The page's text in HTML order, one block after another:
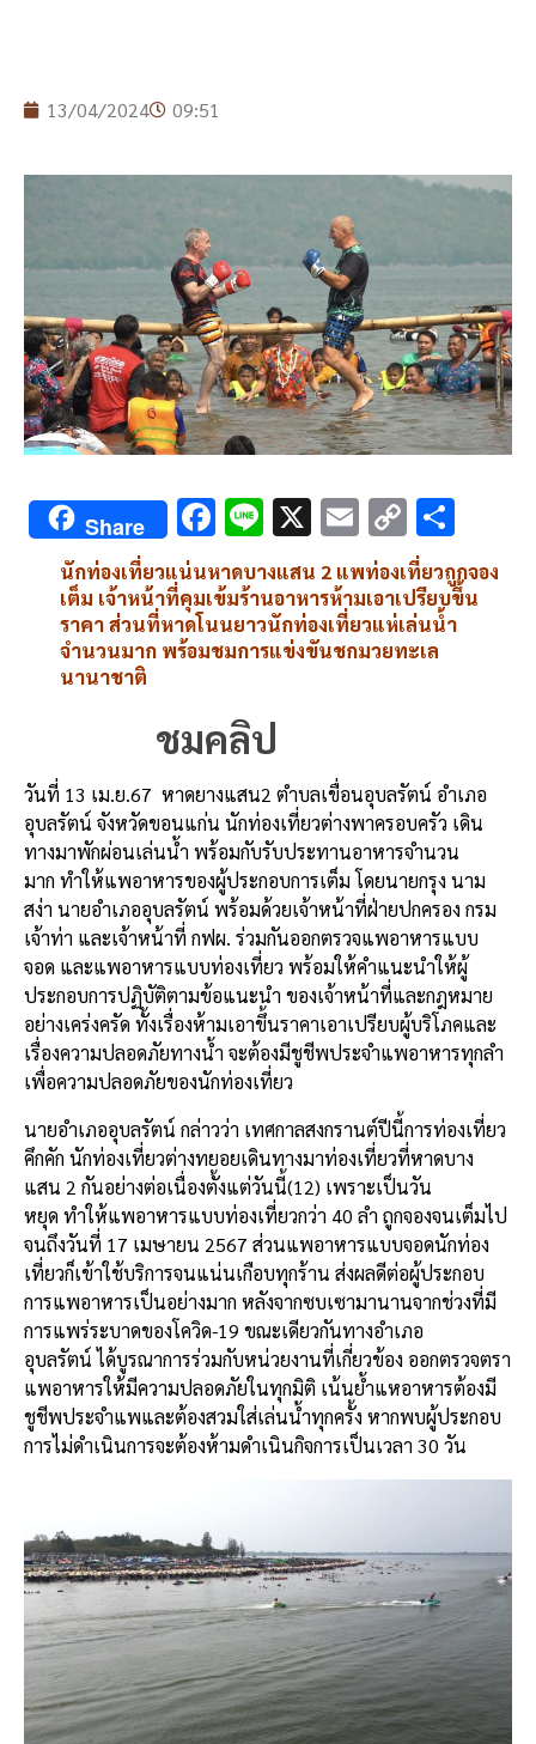
13/04/2024 09:51
Share F
ac
e
b
o
o
k
Li
n
e
X E
m
ai
l
C
o
py
Li
n
h
ar
e
นักท่องเที่ยวแน่นหาดบางแสน 2 แพท่องเที่ยวถูกจอง
เต็ม เจ้าหน้าที่คุมเข้มร้านอาหารห้ามเอาเปรียบขึ้น
ราคา ส่วนที่หาดโนนยาวนักท่องเที่ยวแห่เล่นน้ำ
จำนวนมาก พร้อมชมการแข่งขันชกมวยทะเล
นานาชาติ
ชมคลิป
วันที่ 13 เม.ย.67 หาดยางแสน2 ตำบลเขื่อนอุบลรัตน์ อำเภอ
อุบลรัตน์ จังหวัดขอนแก่น นักท่องเที่ยวต่างพาครอบครัว เดิน
ทางมาพักผ่อนเล่นน้ำ พร้อมกับรับประทานอาหารจำนวน
มาก ทำให้แพอาหารของผู้ประกอบการเต็ม โดยนายกรุง นาม
สง่า นายอำเภออุบลรัตน์ พร้อมด้วยเจ้าหน้าที่ฝ่ายปกครอง กรม
เจ้าท่า และเจ้าหน้าที่ กฟผ. ร่วมกันออกตรวจแพอาหารแบบ
จอด และแพอาหารแบบท่องเที่ยว พร้อมให้คำแนะนำให้ผู้
ประกอบการปฏิบัติตามข้อแนะนำ ของเจ้าหน้าที่และกฎหมาย
อย่างเคร่งครัด ทั้งเรื่องห้ามเอาขึ้นราคาเอาเปรียบผู้บริโภคและ
เรื่องความปลอดภัยทางน้ำ จะต้องมีชูชีพประจำแพอาหารทุกลำ
เพื่อความปลอดภัยของนักท่องเที่ยว
นายอำเภออุบลรัตน์ กล่าวว่า เทศกาลสงกรานต์ปีนี้การท่องเที่ยว
คึกคัก นักท่องเที่ยวต่างทยอยเดินทางมาท่องเที่ยวที่หาดบาง
แสน 2 กันอย่างต่อเนื่องตั้งแต่วันนี้(12) เพราะเป็นวัน
หยุด ทำให้แพอาหารแบบท่องเที่ยวกว่า 40 ลำ ถูกจองจนเต็มไป
จนถึงวันที่ 17 เมษายน 2567 ส่วนแพอาหารแบบจอดนักท่อง
เที่ยวก็เข้าใช้บริการจนแน่นเกือบทุกร้าน ส่งผลดีต่อผู้ประกอบ
การแพอาหารเป็นอย่างมาก หลังจากซบเซามานานจากช่วงที่มี
การแพร่ระบาดของโควิด-19 ขณะเดียวกันทางอำเภอ
อุบลรัตน์ ได้บูรณาการร่วมกับหน่วยงานที่เกี่ยวข้อง ออกตรวจตรา
แพอาหารให้มีความปลอดภัยในทุกมิติ เน้นย้ำแหอาหารต้องมี
ชูชีพประจำแพและต้องสวมใส่เล่นน้ำทุกครั้ง หากพบผู้ประกอบ
การไม่ดำเนินการจะต้องห้ามดำเนินกิจการเป็นเวลา 30 วัน